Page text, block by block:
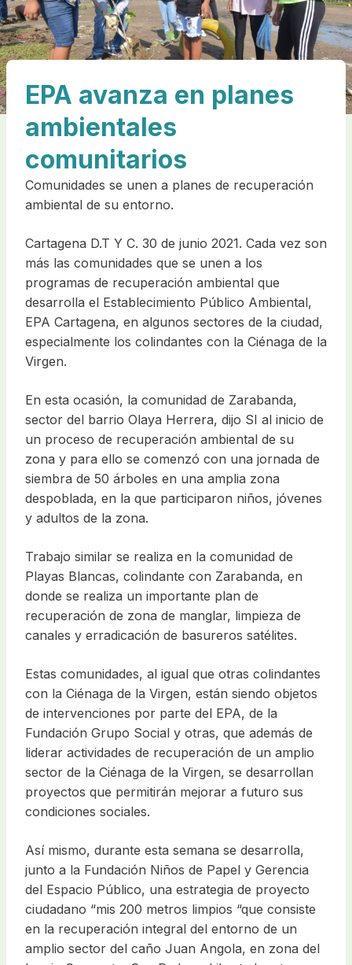
EPA avanza en planes
ambientales
comunitarios
Comunidades se unen a planes de recuperación
ambiental de su entorno.
Cartagena D.T Y C. 30 de junio 2021. Cada vez son
más las comunidades que se unen a los
programas de recuperación ambiental que
desarrolla el Establecimiento Público Ambiental,
EPA Cartagena, en algunos sectores de la ciudad,
especialmente los colindantes con la Ciénaga de la
Virgen.
En esta ocasión, la comunidad de Zarabanda,
sector del barrio Olaya Herrera, dijo SI al inicio de
un proceso de recuperación ambiental de su
zona y para ello se comenzó con una jornada de
siembra de 50 árboles en una amplia zona
despoblada, en la que participaron niños, jóvenes
y adultos de la zona.
Trabajo similar se realiza en la comunidad de
Playas Blancas, colindante con Zarabanda, en
donde se realiza un importante plan de
recuperación de zona de manglar, limpieza de
canales y erradicación de basureros satélites.
Estas comunidades, al igual que otras colindantes
con la Ciénaga de la Virgen, están siendo objetos
de intervenciones por parte del EPA, de la
Fundación Grupo Social y otras, que además de
liderar actividades de recuperación de un amplio
sector de la Ciénaga de la Virgen, se desarrollan
proyectos que permitirán mejorar a futuro sus
condiciones sociales.
Así mismo, durante esta semana se desarrolla,
junto a la Fundación Niños de Papel y Gerencia
del Espacio Público, una estrategia de proyecto
ciudadano “mis 200 metros limpios “que consiste
en la recuperación integral del entorno de un
amplio sector del caño Juan Angola, en zona del